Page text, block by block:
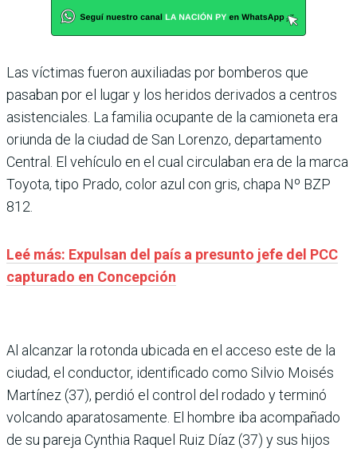
Las víctimas fueron auxiliadas por bomberos que
pasaban por el lugar y los heridos derivados a centros
asistenciales. La familia ocupante de la camioneta era
oriunda de la ciudad de San Lorenzo, departamento
Central. El vehículo en el cual circulaban era de la marca
Toyota, tipo Prado, color azul con gris, chapa Nº BZP
812.
Leé más: Expulsan del país a presunto jefe del PCC
capturado en Concepción
Al alcanzar la rotonda ubicada en el acceso este de la
ciudad, el conductor, identificado como Silvio Moisés
Martínez (37), perdió el control del rodado y terminó
volcando aparatosamente. El hombre iba acompañado
de su pareja Cynthia Raquel Ruiz Díaz (37) y sus hijos